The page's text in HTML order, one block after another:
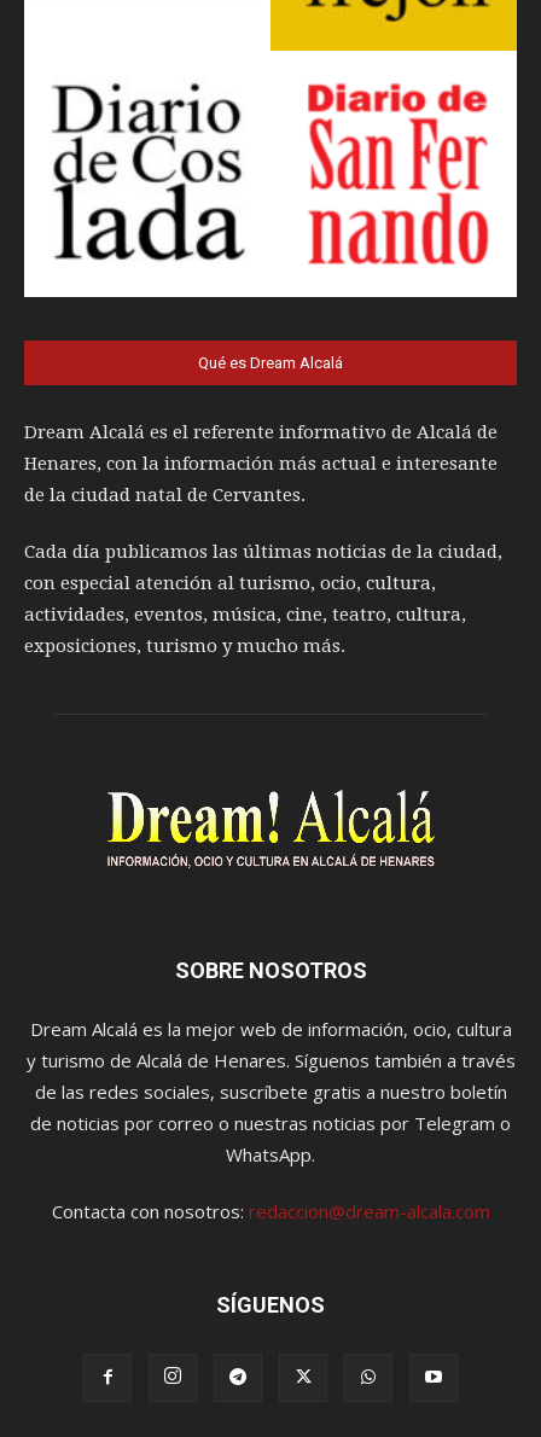
Qué es Dream Alcalá
Dream Alcalá es el referente informativo de Alcalá de
Henares, con la información más actual e interesante
de la ciudad natal de Cervantes.
Cada día publicamos las últimas noticias de la ciudad,
con especial atención al turismo, ocio, cultura,
actividades, eventos, música, cine, teatro, cultura,
exposiciones, turismo y mucho más.
SOBRE NOSOTROS
Dream Alcalá es la mejor web de información, ocio, cultura
y turismo de Alcalá de Henares. Síguenos también a través
de las redes sociales, suscríbete gratis a nuestro boletín
de noticias por correo o nuestras noticias por Telegram o
WhatsApp.
Contacta con nosotros: redaccion@dream-alcala.com
SÍGUENOS